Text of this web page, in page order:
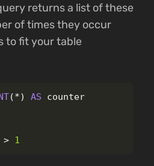
returns a list of these
of times they occur
to fit your table
(*) AS
counter
> 1